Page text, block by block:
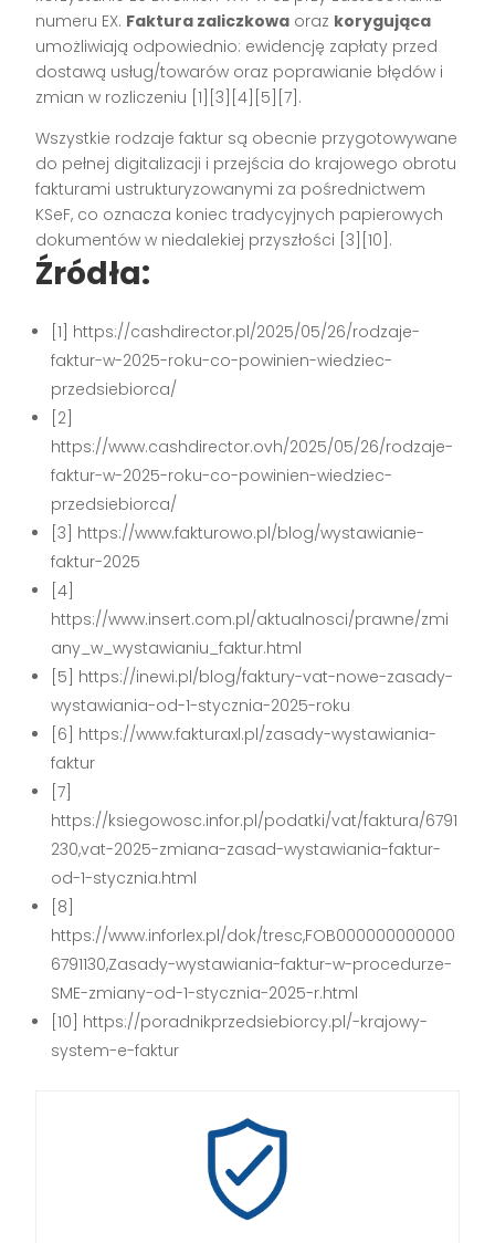
numeru EX. Faktura zaliczkowa oraz korygująca
umożliwiają odpowiednio: ewidencję zapłaty przed
dostawą usług/towarów oraz poprawianie błędów i
zmian w rozliczeniu [1][3][4][5][7] .
Wszystkie rodzaje faktur są obecnie przygotowywane
do pełnej digitalizacji i przejścia do krajowego obrotu
fakturami ustrukturyzowanymi za pośrednictwem
KSeF, co oznacza koniec tradycyjnych papierowych
dokumentów w niedalekiej przyszłości [3][10] .
Źródła:
[1] https://cashdirector.pl/2025/05/26/rodzaje-
faktur-w-2025-roku-co-powinien-wiedziec-
przedsiebiorca/
[2]
https://www.cashdirector.ovh/2025/05/26/rodzaje-
faktur-w-2025-roku-co-powinien-wiedziec-
przedsiebiorca/
[3] https://www.fakturowo.pl/blog/wystawianie-
faktur-2025
[4]
https://www.insert.com.pl/aktualnosci/prawne/zmi
any_w_wystawianiu_faktur.html
[5] https://inewi.pl/blog/faktury-vat-nowe-zasady-
wystawiania-od-1-stycznia-2025-roku
[6] https://www.fakturaxl.pl/zasady-wystawiania-
faktur
[7]
https://ksiegowosc.infor.pl/podatki/vat/faktura/6791
230,vat-2025-zmiana-zasad-wystawiania-faktur-
od-1-stycznia.html
[8]
https://www.inforlex.pl/dok/tresc,FOB000000000000
6791130,Zasady-wystawiania-faktur-w-procedurze-
SME-zmiany-od-1-stycznia-2025-r.html
[10] https://poradnikprzedsiebiorcy.pl/-krajowy-
system-e-faktur